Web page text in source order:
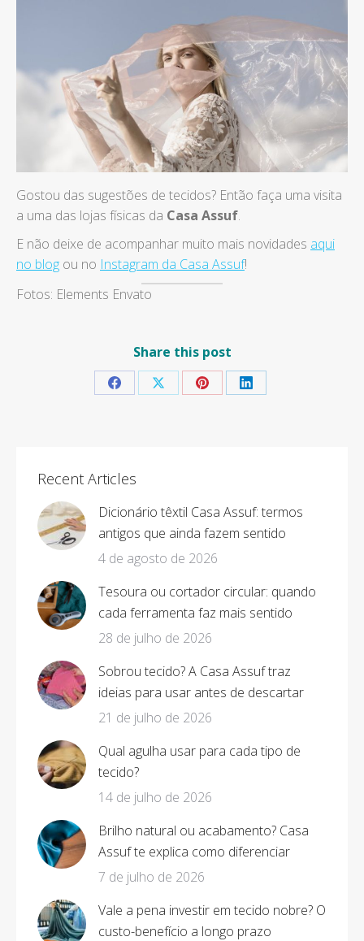
Gostou das sugestões de tecidos? Então faça uma visita
a uma das lojas físicas da Casa Assuf.
E não deixe de acompanhar muito mais novidades aqui
no blog ou no Instagram da Casa Assuf!
Fotos: Elements Envato
Share this post
Share Share Share Share
Recent Articles
Dicionário têxtil Casa Assuf: termos
antigos que ainda fazem sentido
4 de agosto de 2026
Tesoura ou cortador circular: quando
cada ferramenta faz mais sentido
28 de julho de 2026
Sobrou tecido? A Casa Assuf traz
ideias para usar antes de descartar
21 de julho de 2026
Qual agulha usar para cada tipo de
tecido?
14 de julho de 2026
Brilho natural ou acabamento? Casa
Assuf te explica como diferenciar
7 de julho de 2026
Vale a pena investir em tecido nobre? O
custo-benefício a longo prazo